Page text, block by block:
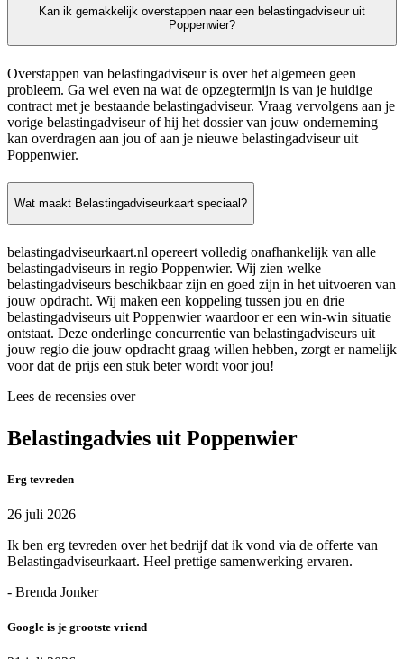
Kan ik gemakkelijk overstappen naar een belastingadviseur uit
Poppenwier?
Overstappen van belastingadviseur is over het algemeen geen
probleem. Ga wel even na wat de opzegtermijn is van je huidige
contract met je bestaande belastingadviseur. Vraag vervolgens aan je
vorige belastingadviseur of hij het dossier van jouw onderneming
kan overdragen aan jou of aan je nieuwe belastingadviseur uit
Poppenwier.
Wat maakt Belastingadviseurkaart speciaal?
belastingadviseurkaart.nl opereert volledig onafhankelijk van alle
belastingadviseurs in regio Poppenwier. Wij zien welke
belastingadviseurs beschikbaar zijn en goed zijn in het uitvoeren van
jouw opdracht. Wij maken een koppeling tussen jou en drie
belastingadviseurs uit Poppenwier waardoor er een win-win situatie
ontstaat. Deze onderlinge concurrentie van belastingadviseurs uit
jouw regio die jouw opdracht graag willen hebben, zorgt er namelijk
voor dat de prijs een stuk beter wordt voor jou!
Lees de recensies over
Belastingadvies uit Poppenwier
Erg tevreden
26 juli 2026
Ik ben erg tevreden over het bedrijf dat ik vond via de offerte van
Belastingadviseurkaart. Heel prettige samenwerking ervaren.
- Brenda Jonker
Google is je grootste vriend